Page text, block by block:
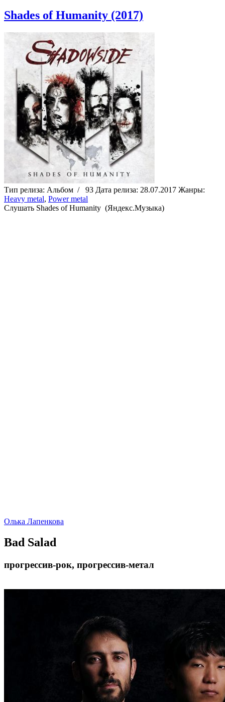
Shades of Humanity (2017)
Тип релиза: Альбом / 93 Дата релиза: 28.07.2017 Жанры:
Heavy metal, Power metal
Cлушать Shades of Humanity (Яндекс.Музыка)
Олька Лапенкова
Bad Salad
прогрессив-рок, прогрессив-метал